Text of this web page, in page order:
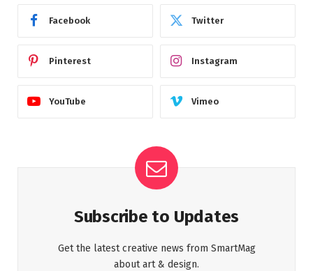
Facebook Twitter
Pinterest Instagram
YouTube Vimeo
Subscribe to Updates
Get the latest creative news from SmartMag
about art & design.